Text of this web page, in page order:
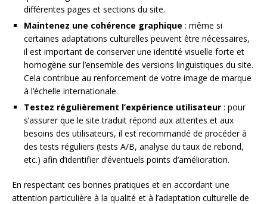
différentes pages et sections du site.
Maintenez une cohérence graphique : même si
certaines adaptations culturelles peuvent être nécessaires,
il est important de conserver une identité visuelle forte et
homogène sur l’ensemble des versions linguistiques du site.
Cela contribue au renforcement de votre image de marque
à l’échelle internationale.
Testez régulièrement l’expérience utilisateur : pour
s’assurer que le site traduit répond aux attentes et aux
besoins des utilisateurs, il est recommandé de procéder à
des tests réguliers (tests A/B, analyse du taux de rebond,
etc.) afin d’identifier d’éventuels points d’amélioration.
En respectant ces bonnes pratiques et en accordant une
attention particulière à la qualité et à l’adaptation culturelle de